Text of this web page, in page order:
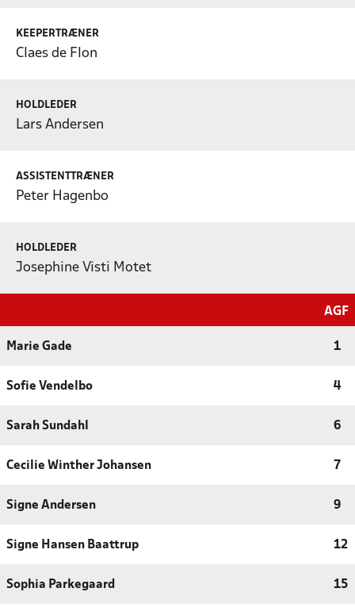
KEEPERTRÆNER
Claes de Flon
HOLDLEDER
Lars Andersen
ASSISTENTTRÆNER
Peter Hagenbo
HOLDLEDER
Josephine Visti Motet
AGF
Marie Gade 1
Sofie Vendelbo 4
Sarah Sundahl 6
Cecilie Winther Johansen 7
Signe Andersen 9
Signe Hansen Baattrup 12
Sophia Parkegaard 15